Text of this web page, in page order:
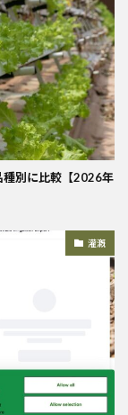
種別に比較【2026年
灌漑